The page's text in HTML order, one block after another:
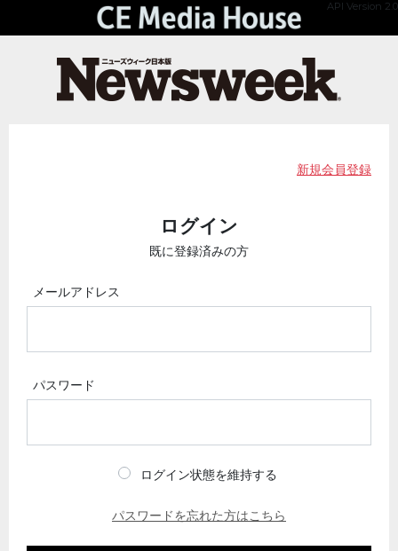
API Version 2.0
新規会員登録
ログイン
既に登録済みの方
メールアドレス
パスワード
ログイン状態を維持する
パスワードを忘れた方はこちら